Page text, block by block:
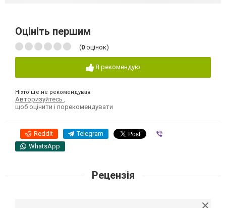
Оцініть першим
(0 оцінок)
Я рекомендую
Ніхто ще не рекомендував
Авторизуйтесь
щоб оцінити і порекомендувати
Reddit Telegram
WhatsApp
Рецензія